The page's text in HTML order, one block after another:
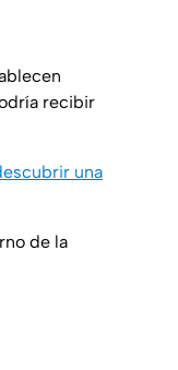
recibir
una
de la